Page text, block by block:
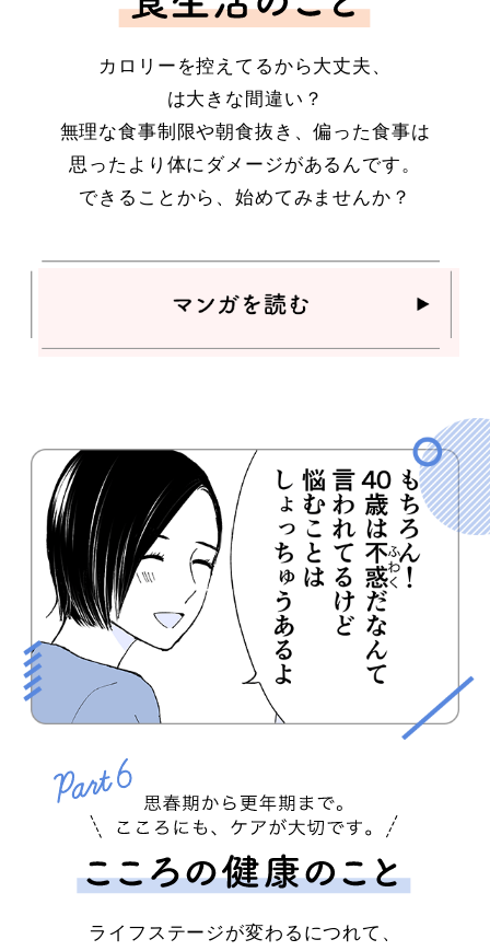
カロリーを控えてるから大丈夫、
は大きな間違い？
無理な食事制限や朝食抜き、偏った食事は
思ったより体にダメージがあるんです。
できることから、始めてみませんか？
ライフステージが変わるにつれて、